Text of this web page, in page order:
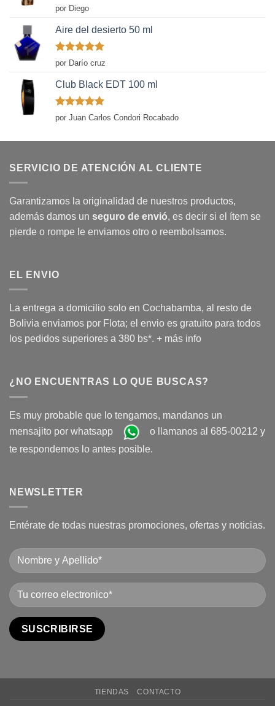
Valorado
con
de 5
por Diego
Aire del desierto 50 ml
Valorado
con
por Darío cruz
Club Black EDT 100 ml
Valorado
con
por Juan Carlos Condori Rocabado
SERVICIO DE ATENCIÓN AL CLIENTE
Garantizamos la originalidad de nuestros productos,
además damos un seguro de envió, es decir si el ítem se
pierde o rompe le enviamos otro o reembolsamos.
EL ENVIO
La entrega a domicilio solo en Cochabamba, al resto de
Bolivia enviamos por Flota; el envio es gratuito para todos
los pedidos superiores a 380 bs*. + más info
¿NO ENCUENTRAS LO QUE BUSCAS?
Es muy probable que lo tengamos, mandanos un
mensajito por whatsapp
o llamanos al 685-00212 y
te respondemos lo antes posible.
NEWSLETTER
Entérate de todas nuestras promociones, ofertas y noticias.
TIENDAS CONTACTO